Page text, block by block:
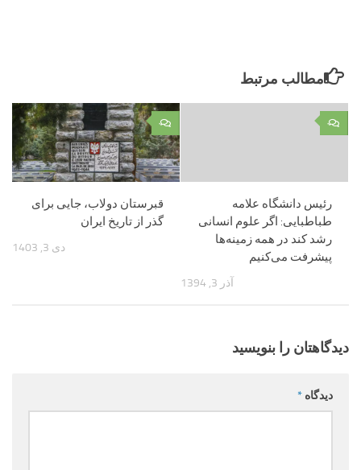
مطالب مرتبط
۰
قبرستان دولاب، جایی برای
گذر از تاریخ ایران
دی 3, 1403
۰
رئیس دانشگاه علامه
طباطبایی: اگر علوم انسانی
رشد کند در همه زمینه‌ها
پیشرفت می‌کنیم
آذر 3, 1394
دیدگاهتان را بنویسید
دیدگاه *